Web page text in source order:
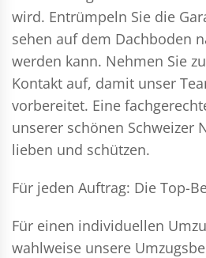
wird. Entrümpeln Sie die
sehen auf dem Dachboden
werden kann. Nehmen Sie
Kontakt auf, damit unser
vorbereitet. Eine
unserer schönen Schweizer
lieben und schützen.
Für jeden Auftrag: Die Top-
Für einen individuellen
wahlweise unsere